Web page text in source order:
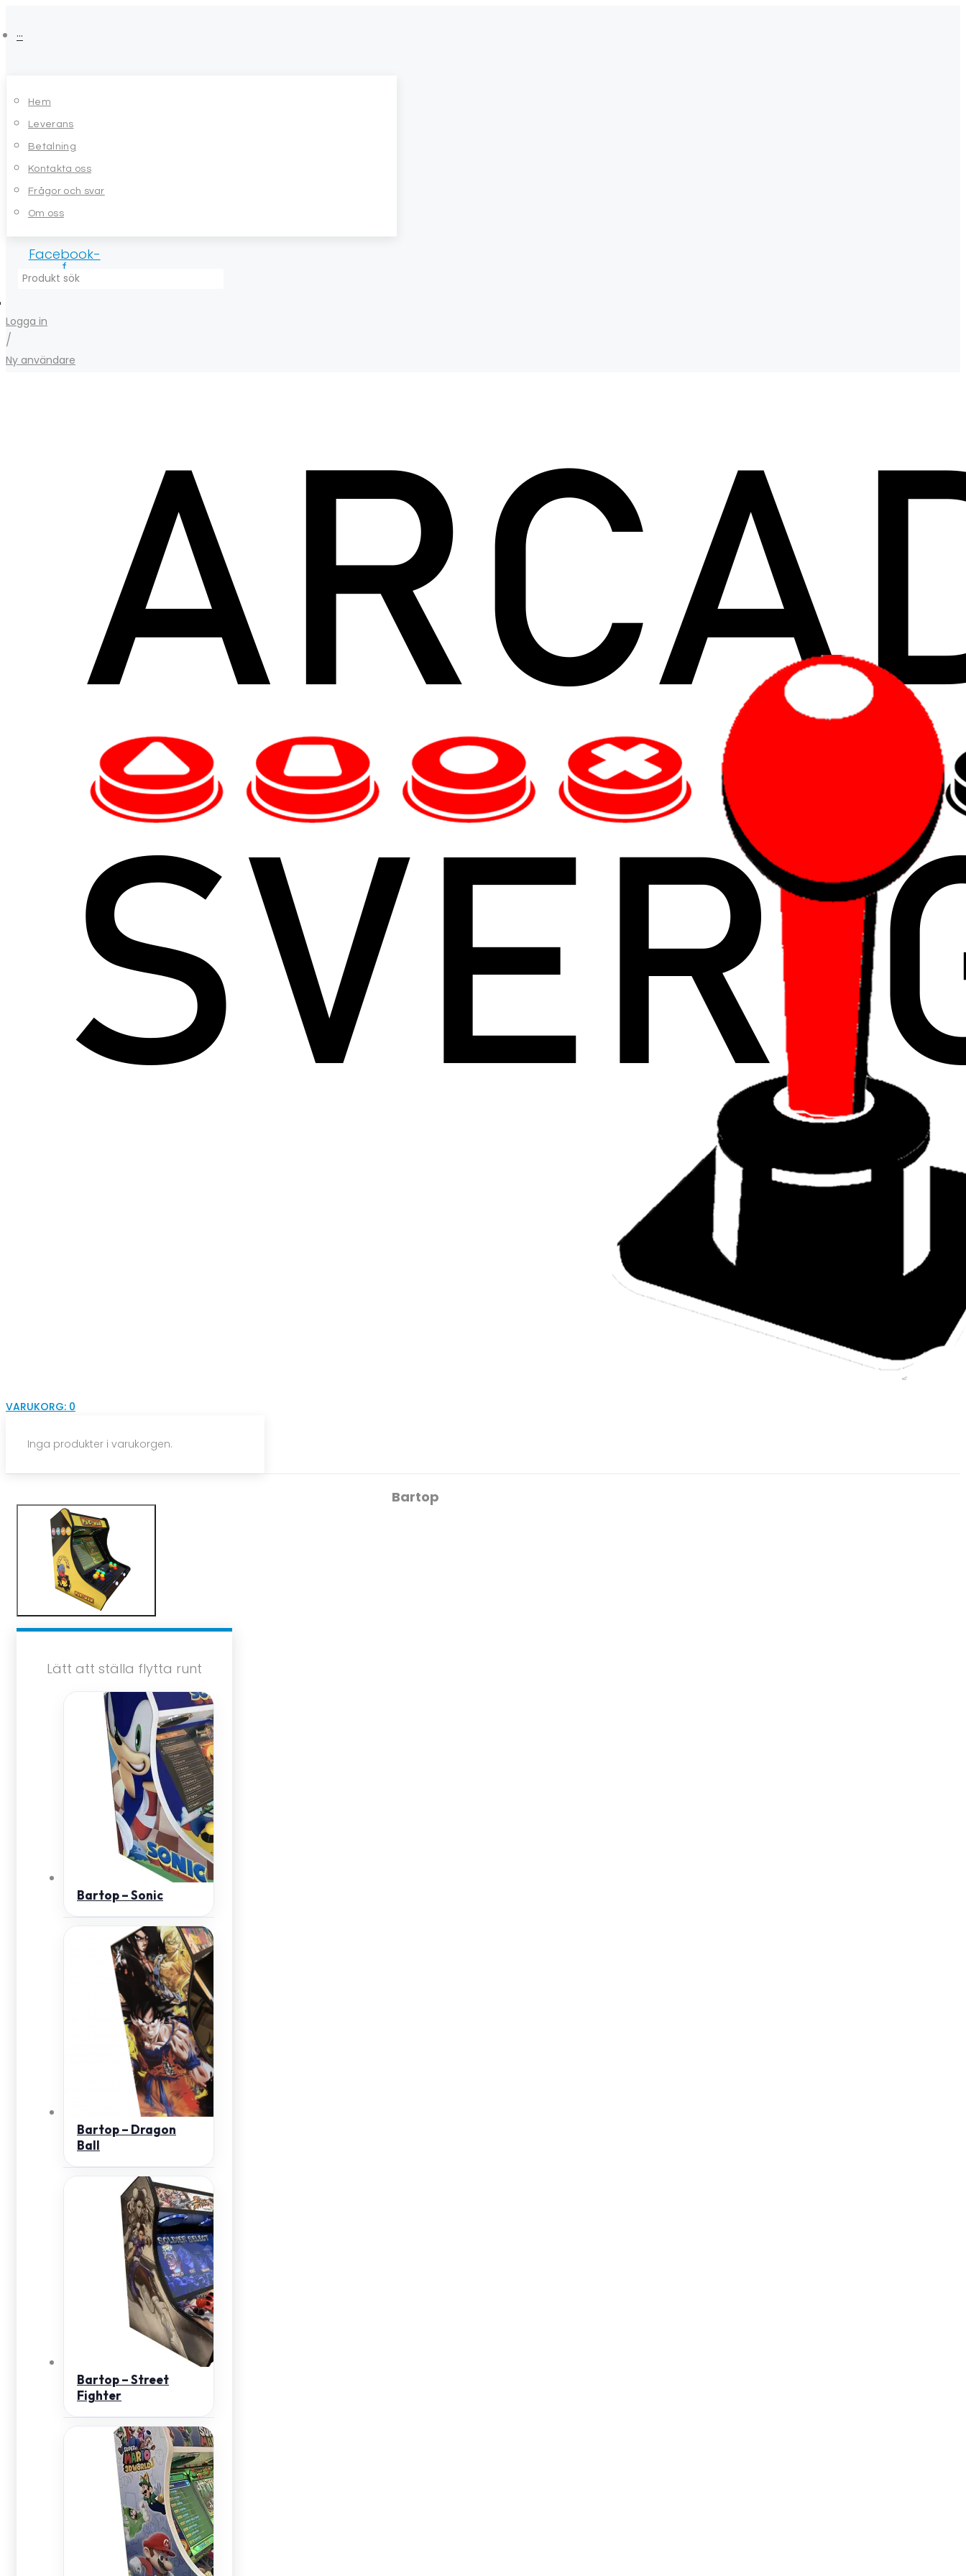
to···
Hem
Leverans
Betalning
Kontakta oss
Frågor och svar
Om oss
Facebook-
f
Logga in
/
Ny användare
VARUKORG: 0
Inga produkter i varukorgen.
Bartop
Lätt att ställa flytta runt
Bartop – Sonic
Bartop – Dragon
Ball
Bartop – Street
Fighter